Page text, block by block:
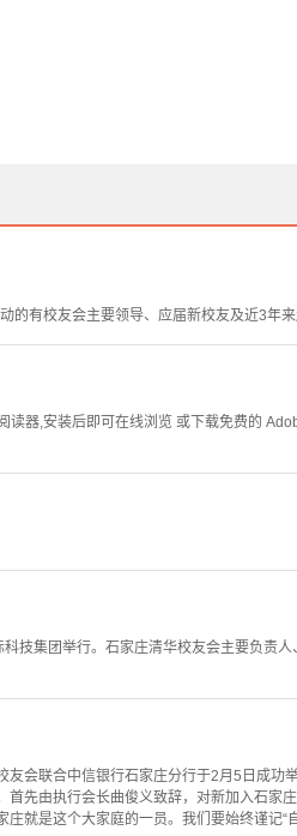
有校友会主要领导、应届新校友及近3年来
器,安装后即可在线浏览 或下载免费的
技集团举行。石家庄清华校友会主要负责
会联合中信银行石家庄分行于2月5日成功
先由执行会长曲俊义致辞，对新加入石家
就是这个大家庭的一员。我们要始终谨记“